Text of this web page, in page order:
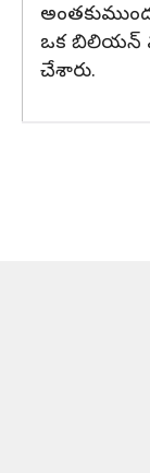
ఒక బిలియన్
చేశారు.